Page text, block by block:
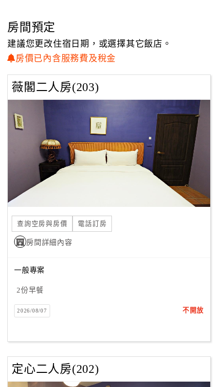
地
圖
顧
務
顧
單
管
理
員
戶
客
服
聯
房間預定
建議您更改住宿日期，或選擇其它飯店。
房價已內含服務費及稅金
薇閣二人房(203)
查詢空房與房價 電話訂房
房間詳細內容
一般專案
2份早餐
2026/08/07 不開放
定心二人房(202)